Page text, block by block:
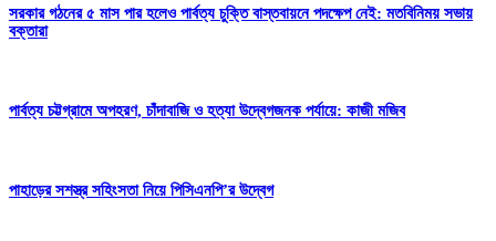
সরকার গঠনের ৫ মাস পার হলেও পার্বত্য চুক্তি বাস্তবায়নে পদক্ষেপ নেই: মতবিনিময় সভায়
বক্তারা
পার্বত্য চট্টগ্রামে অপহরণ, চাঁদাবাজি ও হত্যা উদ্বেগজনক পর্যায়ে: কাজী মজিব
পাহাড়ের সশস্ত্র সহিংসতা নিয়ে পিসিএনপি’র উদ্বেগ